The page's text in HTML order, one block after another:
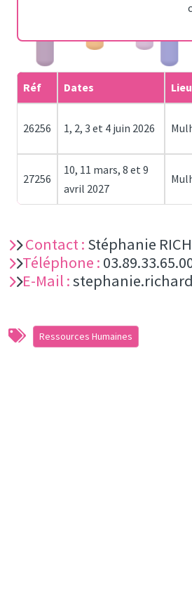
Réf Dates Lieu
26256 1, 2, 3 et 4 juin 2026
27256
10, 11 mars, 8 et 9
avril 2027
Contact : Stéphanie
Téléphone :
E-Mail :
Ressources Humaines